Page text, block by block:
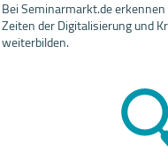
Bei Seminarmarkt.de
Zeiten der Digitalisierung und
weiterbilden.